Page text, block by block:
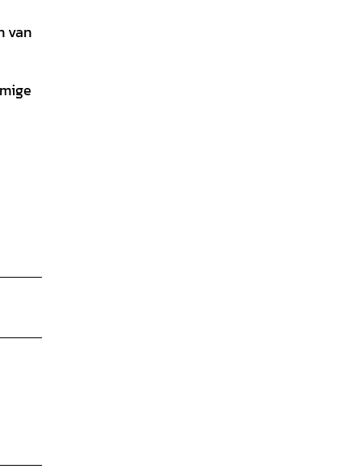
van